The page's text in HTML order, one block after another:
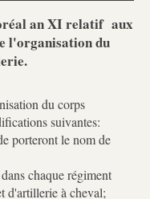
an XI relatif aux
l'organisation du
du corps
suivantes:
porteront le nom de
chaque régiment
d'artillerie à cheval;